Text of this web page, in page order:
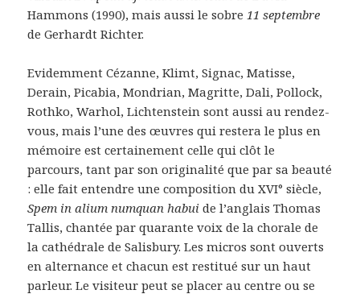
Hammons (1990), mais aussi le sobre 11 septembre
de Gerhardt Richter.
Evidemment Cézanne, Klimt, Signac, Matisse,
Derain, Picabia, Mondrian, Magritte, Dali, Pollock,
Rothko, Warhol, Lichtenstein sont aussi au rendez-
vous, mais l’une des œuvres qui restera le plus en
mémoire est certainement celle qui clôt le
parcours, tant par son originalité que par sa beauté
: elle fait entendre une composition du XVI° siècle,
Spem in alium numquan habui de l’anglais Thomas
Tallis, chantée par quarante voix de la chorale de
la cathédrale de Salisbury. Les micros sont ouverts
en alternance et chacun est restitué sur un haut
parleur. Le visiteur peut se placer au centre ou se